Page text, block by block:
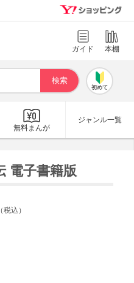
ガイド 本棚
初めて
無料まんが
ジャンル一覧
電子書籍版
税込）